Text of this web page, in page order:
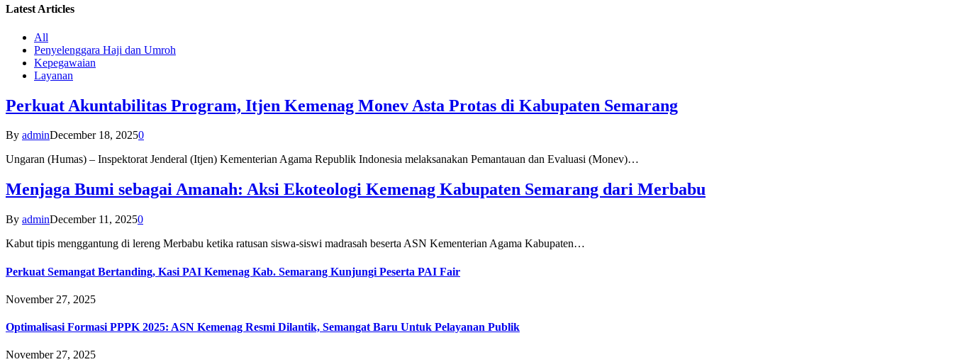
Latest Articles
All
Penyelenggara Haji dan Umroh
Kepegawaian
Layanan
Perkuat Akuntabilitas Program, Itjen Kemenag Monev Asta Protas di Kabupaten Semarang
By adminDecember 18, 20250
Ungaran (Humas) – Inspektorat Jenderal (Itjen) Kementerian Agama Republik Indonesia melaksanakan Pemantauan dan Evaluasi (Monev)…
Menjaga Bumi sebagai Amanah: Aksi Ekoteologi Kemenag Kabupaten Semarang dari Merbabu
By adminDecember 11, 20250
Kabut tipis menggantung di lereng Merbabu ketika ratusan siswa-siswi madrasah beserta ASN Kementerian Agama Kabupaten…
Perkuat Semangat Bertanding, Kasi PAI Kemenag Kab. Semarang Kunjungi Peserta PAI Fair
November 27, 2025
Optimalisasi Formasi PPPK 2025: ASN Kemenag Resmi Dilantik, Semangat Baru Untuk Pelayanan Publik
November 27, 2025